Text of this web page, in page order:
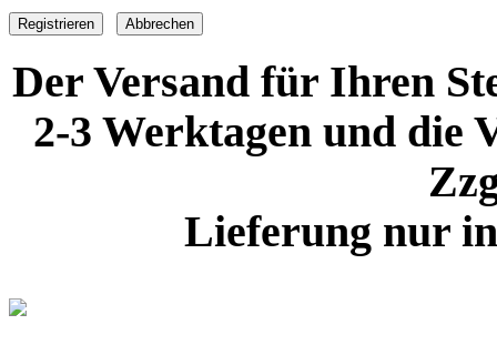
Registrieren Abbrechen
Der Versand für Ihren
2-3 Werktagen und die
Lieferung nur